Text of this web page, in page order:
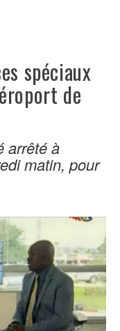
spéciaux
de
arrêté à
matin, pour